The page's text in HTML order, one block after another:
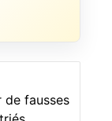
de fausses